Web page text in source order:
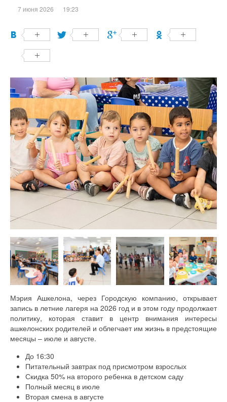
7 июня 2026 19:23
Мэрия Ашкелона, через Городскую компанию, открывает
запись в летние лагеря на 2026 год и в этом году продолжает
политику, которая ставит в центр внимания интересы
ашкелонских родителей и облегчает им жизнь в предстоящие
месяцы – июле и августе.
До 16:30
Питательный завтрак под присмотром взрослых
Скидка 50% на второго ребенка в детском саду
Полный месяц в июле
Вторая смена в августе